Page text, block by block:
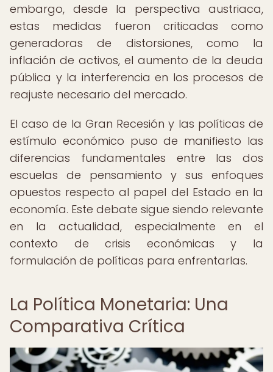
embargo, desde la perspectiva austriaca,
estas medidas fueron criticadas como
generadoras de distorsiones, como la
inflación de activos, el aumento de la deuda
pública y la interferencia en los procesos de
reajuste necesario del mercado.
El caso de la Gran Recesión y las políticas de
estímulo económico puso de manifiesto las
diferencias fundamentales entre las dos
escuelas de pensamiento y sus enfoques
opuestos respecto al papel del Estado en la
economía. Este debate sigue siendo relevante
en la actualidad, especialmente en el
contexto de crisis económicas y la
formulación de políticas para enfrentarlas.
La Política Monetaria: Una
Comparativa Crítica